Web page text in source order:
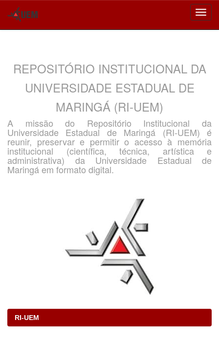
REPOSITÓRIO INSTITUCIONAL DA
UNIVERSIDADE ESTADUAL DE
MARINGÁ (RI-UEM)
A missão do Repositório Institucional da
Universidade Estadual de Maringá (RI-UEM) é
reunir, preservar e permitir o acesso à memória
institucional (científica, técnica, artística e
administrativa) da Universidade Estadual de
Maringá em formato digital.
RI-UEM